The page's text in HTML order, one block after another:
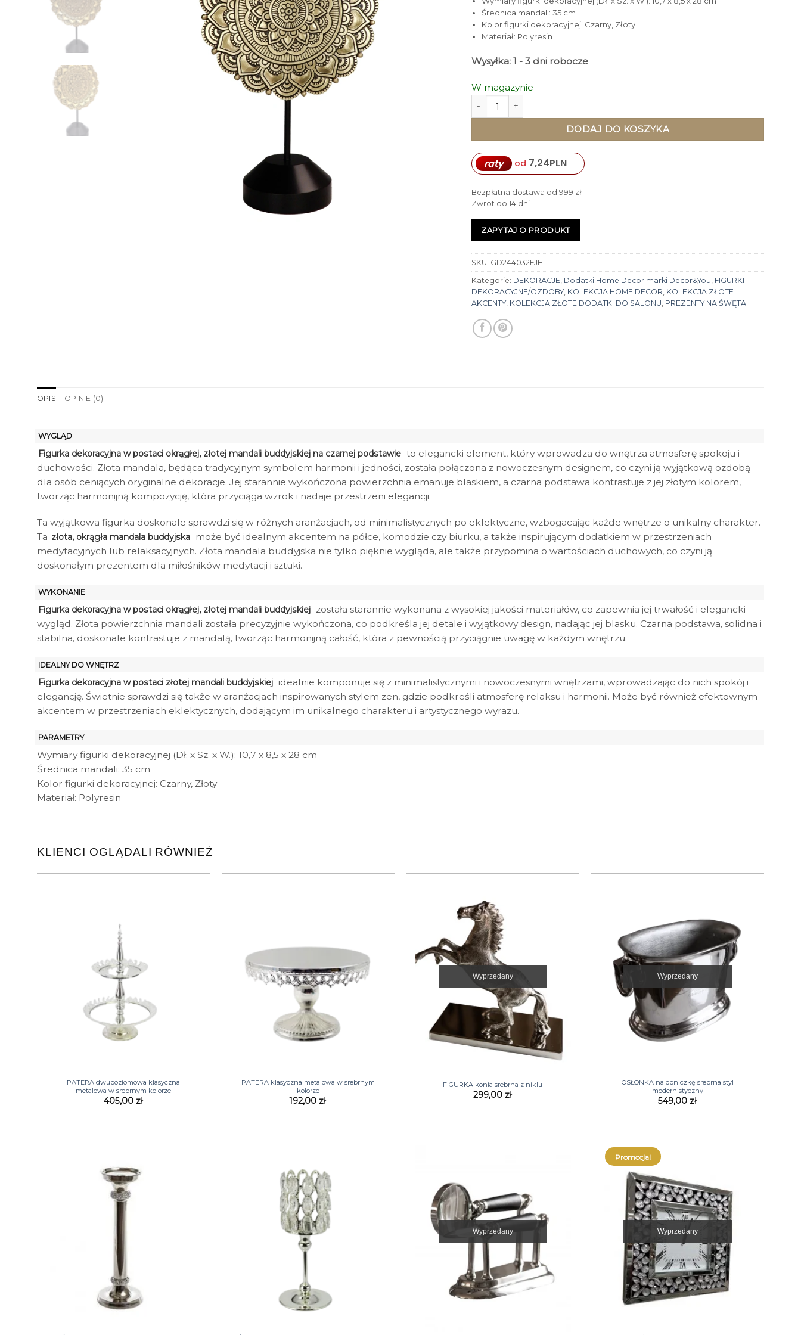
Średnica mandali: 35 cm
Kolor figurki dekoracyjnej: Czarny, Złoty
Materiał: Polyresin
Wysyłka: 1 - 3 dni robocze
W magazynie
ilość FIGURKA DEKORACYJNA okrągła, złota mandala buddyjska na czarnej
DODAJ DO KOSZYKA
raty od 7,24PLN
Bezpłatna dostawa od 999 zł
Zwrot do 14 dni
ZAPYTAJ O PRODUKT
SKU: GD244032FJH
Kategorie: DEKORACJE Dodatki Home Decor marki Decor&You FIGURKI
DEKORACYJNE/OZDOBY, KOLEKCJA HOME DECOR KOLEKCJA ZŁOTE
AKCENTY, KOLEKCJA ZŁOTE DODATKI DO SALONU PREZENTY NA ŚWĘTA
OPIS OPINIE (0)
WYGLĄD
Figurka dekoracyjna w postaci okrągłej, złotej mandali buddyjskiej na czarnej podstawie to elegancki element, który wprowadza do wnętrza atmosferę spokoju i
duchowości. Złota mandala, będąca tradycyjnym symbolem harmonii i jedności, została połączona z nowoczesnym designem, co czyni ją wyjątkową ozdobą
dla osób ceniących oryginalne dekoracje. Jej starannie wykończona powierzchnia emanuje blaskiem, a czarna podstawa kontrastuje z jej złotym kolorem,
tworząc harmonijną kompozycję, która przyciąga wzrok i nadaje przestrzeni elegancji.
Ta wyjątkowa figurka doskonale sprawdzi się w różnych aranżacjach, od minimalistycznych po eklektyczne, wzbogacając każde wnętrze o unikalny charakter.
Ta złota, okrągła mandala buddyjska może być idealnym akcentem na półce, komodzie czy biurku, a także inspirującym dodatkiem w przestrzeniach
medytacyjnych lub relaksacyjnych. Złota mandala buddyjska nie tylko pięknie wygląda, ale także przypomina o wartościach duchowych, co czyni ją
doskonałym prezentem dla miłośników medytacji i sztuki.
WYKONANIE
Figurka dekoracyjna w postaci okrągłej, złotej mandali buddyjskiej została starannie wykonana z wysokiej jakości materiałów, co zapewnia jej trwałość i elegancki
wygląd. Złota powierzchnia mandali została precyzyjnie wykończona, co podkreśla jej detale i wyjątkowy design, nadając jej blasku. Czarna podstawa, solidna i
stabilna, doskonale kontrastuje z mandalą, tworząc harmonijną całość, która z pewnością przyciągnie uwagę w każdym wnętrzu.
IDEALNY DO WNĘTRZ
Figurka dekoracyjna w postaci złotej mandali buddyjskiej idealnie komponuje się z minimalistycznymi i nowoczesnymi wnętrzami, wprowadzając do nich spokój i
elegancję. Świetnie sprawdzi się także w aranżacjach inspirowanych stylem zen, gdzie podkreśli atmosferę relaksu i harmonii. Może być również efektownym
akcentem w przestrzeniach eklektycznych, dodającym im unikalnego charakteru i artystycznego wyrazu.
PARAMETRY
Wymiary figurki dekoracyjnej (Dł. x Sz. x W.): 10,7 x 8,5 x 28 cm
Średnica mandali: 35 cm
Kolor figurki dekoracyjnej: Czarny, Złoty
Materiał: Polyresin
KLIENCI OGLĄDALI RÓWNIEŻ
PATERA dwupoziomowa klasyczna
metalowa w srebrnym kolorze
405,00 zł
PATERA klasyczna metalowa w srebrnym
kolorze
192,00 zł
Wyprzedany
FIGURKA konia srebrna z niklu
299,00 zł
Wyprzedany
OSŁONKA na doniczkę srebrna styl
modernistyczny
549,00 zł
Wyprzedany
Promocja!
Wyprzedany